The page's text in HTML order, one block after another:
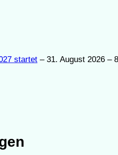
startet – 31. August 2026 –